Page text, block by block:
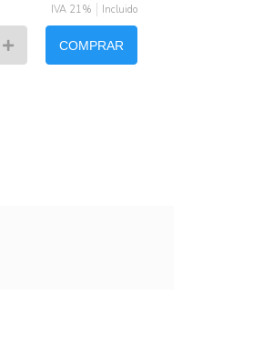
IVA 21% Incluido
COMPRAR